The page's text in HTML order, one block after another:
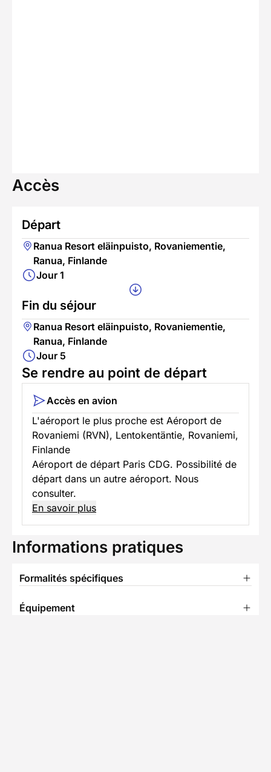
Accès
Départ
Ranua Resort eläinpuisto, Rovaniementie,
Ranua, Finlande
Jour 1
Fin du séjour
Ranua Resort eläinpuisto, Rovaniementie,
Ranua, Finlande
Jour 5
Se rendre au point de départ
Accès en avion
L'aéroport le plus proche est Aéroport de
Rovaniemi (RVN), Lentokentäntie, Rovaniemi,
Finlande
Aéroport de départ Paris CDG. Possibilité de
départ dans un autre aéroport. Nous
consulter.
En savoir plus
Informations pratiques
Formalités spécifiques
Équipement